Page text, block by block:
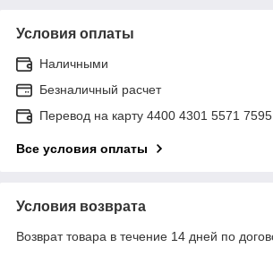
Условия оплаты
Наличными
Безналичный расчет
Перевод на карту 4400 4301 5571 7595
Все условия оплаты
Условия возврата
Возврат товара в течение 14 дней по